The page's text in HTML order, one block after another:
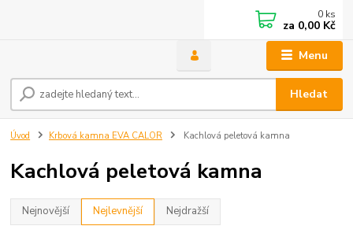
Menu
Hledat
0 ks
za 0,00 Kč
Úvod Krbová kamna EVA CALOR Kachlová peletová kamna
Kachlová peletová kamna
Nejnovější Nejlevnější Nejdražší